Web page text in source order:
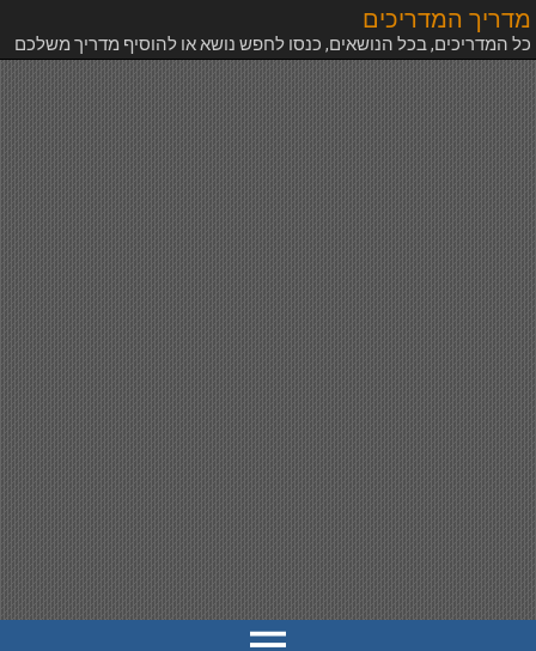
מדריך המדריכים
כל המדריכים, בכל הנושאים, כנסו לחפש נושא או להוסיף מדריך משלכם